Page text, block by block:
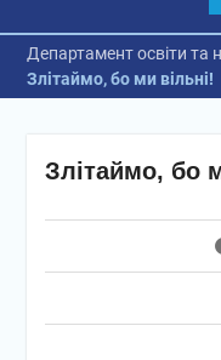
Департамент освіти та
Злітаймо, бо ми вільні!
Злітаймо, бо